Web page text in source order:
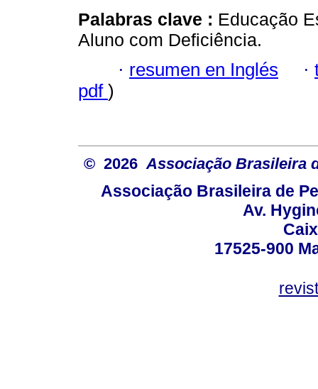
Palabras clave : Educação
Aluno com Deficiência.
· resumen en Inglés ·
pdf )
© 2026Associação Brasileira
Associação Brasileira de
Av.
17525-900